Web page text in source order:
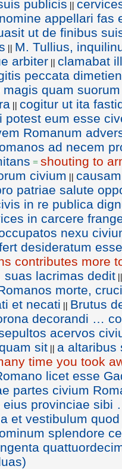
publicis ||
appellari fas
ut de finibus
|| M. Tullius,
arbiter || clamabat
peccata
quam
|| cogitur ut ita
potest eum esse
Romanum
ad necem
= shouting to
civium ||
patriae salute
in re publica
in carcere
nexu
desideratum
contributes more
lacrimas dedit ||
morte,
et necati || Brutus
decorandi …
acervos
sit || a altaribus
time you took
licet esse
partes civium
eius provinciae sibi
et vestibulum
splendore